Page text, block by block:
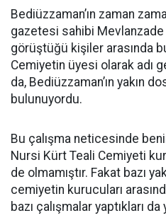
Bediüzzaman’ın zaman
gazetesi sahibi Mevlanzade
görüştüğü kişiler arasında
Cemiyetin üyesi olarak adı
da, Bediüzzaman’ın yakın
bulunuyordu.
Bu çalışma neticesinde
Nursi Kürt Teali Cemiyeti
de olmamıştır. Fakat bazı
cemiyetin kurucuları
bazı çalışmalar yaptıkları